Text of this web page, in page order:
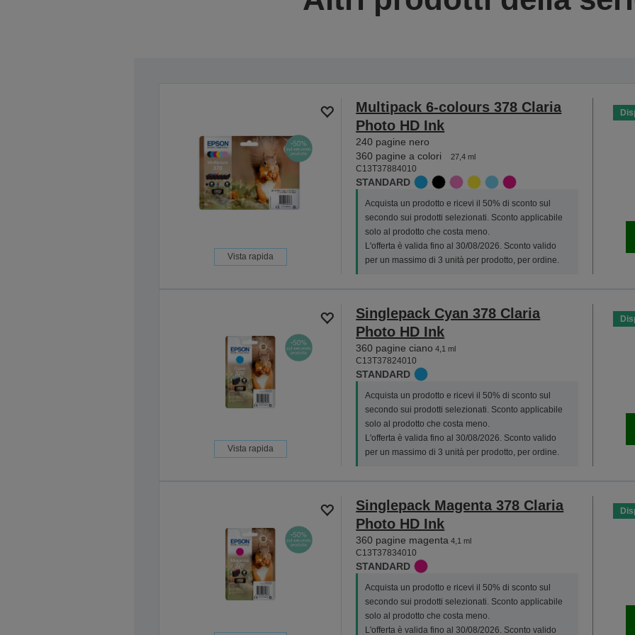
Vista rapida
Multipack 6-colours 378 Claria
Photo HD Ink
240 pagine nero
360 pagine a colori
27,4 ml
C13T37884010
STANDARD
Acquista un prodotto e ricevi il 50% di sconto sul
secondo sui prodotti selezionati. Sconto applicabile
solo al prodotto che costa meno.
L'offerta è valida fino al 30/08/2026. Sconto valido
per un massimo di 3 unità per prodotto, per ordine.
Vista rapida
Singlepack Cyan 378 Claria
Photo HD Ink
360 pagine ciano 4,1 ml
C13T37824010
STANDARD
Acquista un prodotto e ricevi il 50% di sconto sul
secondo sui prodotti selezionati. Sconto applicabile
solo al prodotto che costa meno.
L'offerta è valida fino al 30/08/2026. Sconto valido
per un massimo di 3 unità per prodotto, per ordine.
Singlepack Magenta 378 Claria
Photo HD Ink
360 pagine magenta 4,1 ml
C13T37834010
STANDARD
Acquista un prodotto e ricevi il 50% di sconto sul
secondo sui prodotti selezionati. Sconto applicabile
solo al prodotto che costa meno.
L'offerta è valida fino al 30/08/2026. Sconto valido